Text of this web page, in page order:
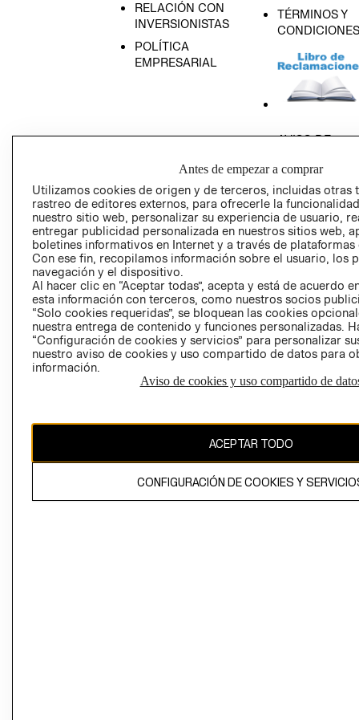
RELACIÓN CON
INVERSIONISTAS
POLÍTICA
EMPRESARIAL
TÉRMINOS Y
CONDICIONES
AVISO DE
GIFT CARD
AVISO DE
Perú (S/)
CAMBIAR REGIÓN
propiedad de H&M Hennes & Mauritz AB
Antes de empezar a comprar
Utilizamos cookies de origen y de terceros, incluidas otras
rastreo de editores externos, para ofrecerle la
nuestro sitio web, personalizar su experiencia de usuario,
entregar publicidad personalizada en nuestros sitios web,
boletines informativos en Internet y a través de plataformas
Con ese fin, recopilamos información sobre el usuario, los
navegación y el dispositivo.
Al hacer clic en “Aceptar todas”, acepta y está de acuerdo
esta información con terceros, como nuestros socios
“Solo cookies requeridas”, se bloquean las cookies
nuestra entrega de contenido y funciones personalizadas.
“Configuración de cookies y servicios” para personalizar
nuestro aviso de cookies y uso compartido de datos para
información.
Aviso de cookies y uso compartido de
ACEPTAR TODO
CONFIGURACIÓN DE COOKIES Y